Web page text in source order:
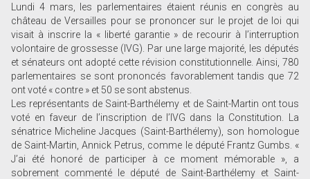
Lundi 4 mars, les parlementaires étaient réunis en congrès au
château de Versailles pour se prononcer sur le projet de loi qui
visait à inscrire la « liberté garantie » de recourir à l’interruption
volontaire de grossesse (IVG). Par une large majorité, les députés
et sénateurs ont adopté cette révision constitutionnelle. Ainsi, 780
parlementaires se sont prononcés favorablement tandis que 72
ont voté « contre » et 50 se sont abstenus.
Les représentants de Saint-Barthélemy et de Saint-Martin ont tous
voté en faveur de l’inscription de l’IVG dans la Constitution. La
sénatrice Micheline Jacques (Saint-Barthélemy), son homologue
de Saint-Martin, Annick Petrus, comme le député Frantz Gumbs. «
J’ai été honoré de participer à ce moment mémorable », a
sobrement commenté le député de Saint-Barthélemy et Saint-